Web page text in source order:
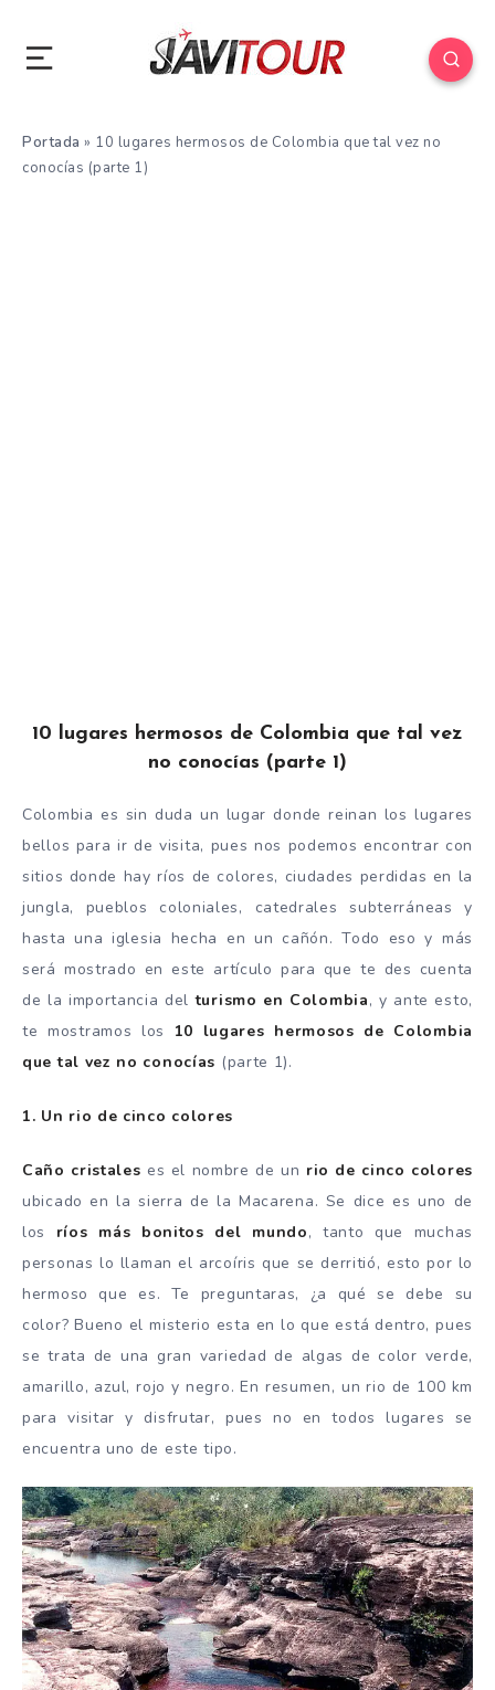
Portada » 10 lugares hermosos de Colombia que tal vez no
conocías (parte 1)
10 lugares hermosos de Colombia que tal vez
no conocías (parte 1)
Colombia es sin duda un lugar donde reinan los lugares
bellos para ir de visita, pues nos podemos encontrar con
sitios donde hay ríos de colores, ciudades perdidas en la
jungla, pueblos coloniales, catedrales subterráneas y
hasta una iglesia hecha en un cañón. Todo eso y más
será mostrado en este artículo para que te des cuenta
de la importancia delturismo en Colombia, y ante esto,
te mostramos los 10 lugares hermosos de Colombia
que tal vez no conocías (parte 1).
1. Un rio de cinco colores
Caño cristales es el nombre de un rio de cinco colores
ubicado en la sierra de la Macarena. Se dice es uno de
los ríos más bonitos del mundo, tanto que muchas
personas lo llaman el arcoíris que se derritió, esto por lo
hermoso que es. Te preguntaras, ¿a qué se debe su
color? Bueno el misterio esta en lo que está dentro, pues
se trata de una gran variedad de algas de color verde,
amarillo, azul, rojo y negro. En resumen, un rio de 100 km
para visitar y disfrutar, pues no en todos lugares se
encuentra uno de este tipo.